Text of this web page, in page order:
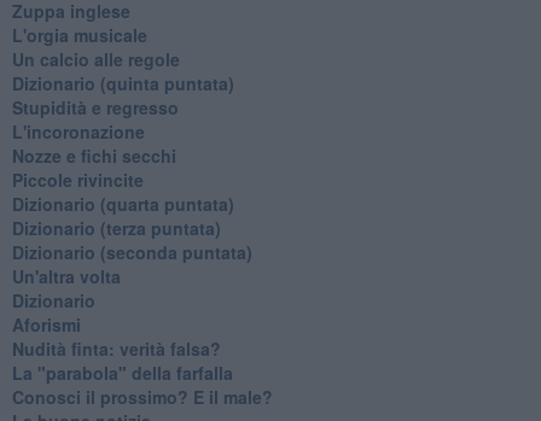
Zuppa inglese
L'orgia musicale
Un calcio alle regole
Dizionario (quinta puntata)
Stupidità e regresso
L'incoronazione
Nozze e fichi secchi
Piccole rivincite
​Dizionario (quarta puntata)
​Dizionario (terza puntata)
​Dizionario (seconda puntata)
Un'altra volta
Dizionario
Aforismi
Nudità finta: verità falsa?
La "parabola" della farfalla
Conosci il prossimo? E il male?